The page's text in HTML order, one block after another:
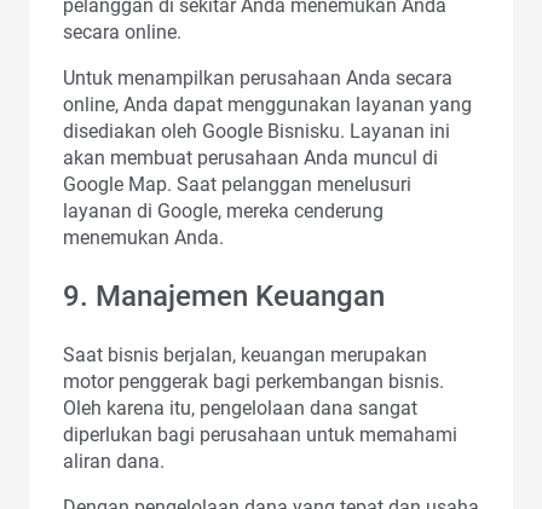
pelanggan di sekitar Anda menemukan Anda
secara online.
Untuk menampilkan perusahaan Anda secara
online, Anda dapat menggunakan layanan yang
disediakan oleh Google Bisnisku. Layanan ini
akan membuat perusahaan Anda muncul di
Google Map. Saat pelanggan menelusuri
layanan di Google, mereka cenderung
menemukan Anda.
9. Manajemen Keuangan
Saat bisnis berjalan, keuangan merupakan
motor penggerak bagi perkembangan bisnis.
Oleh karena itu, pengelolaan dana sangat
diperlukan bagi perusahaan untuk memahami
aliran dana.